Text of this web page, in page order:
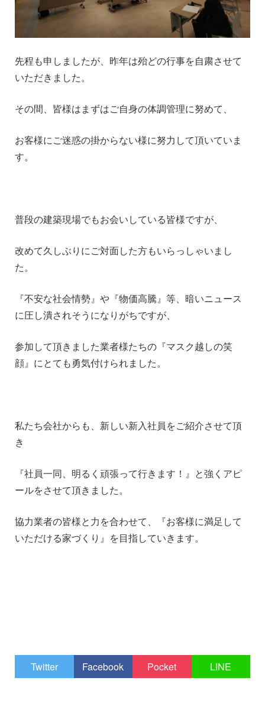
先程も申しましたが、昨年は殆どの行事を自粛させて
いただきました。
その間、皆様はまずはご自身の体調管理に努めて、
お客様にご迷惑の掛からない様に努力して頂いていま
す。
普段の建築現場でもお会いしている皆様ですが、
改めて久しぶりにご対面した方もいらっしゃいまし
た。
『不安な社会情勢』や『物価高騰』等、暗いニュース
に圧し潰されそうになりがちですが、
参加して頂きました業者様たちの『マスク越しの笑
顔』にとても勇気付けられました。
私たち会社からも、新しい新入社員をご紹介させて頂
き
『社員一同、明るく頑張って行きます！』と強くアピ
ールをさせて頂きました。
協力業者の皆様と力を合わせて、『お客様に満足して
いただける家づくり』を目指していきます。
Twitter Facebook Pocket LINE